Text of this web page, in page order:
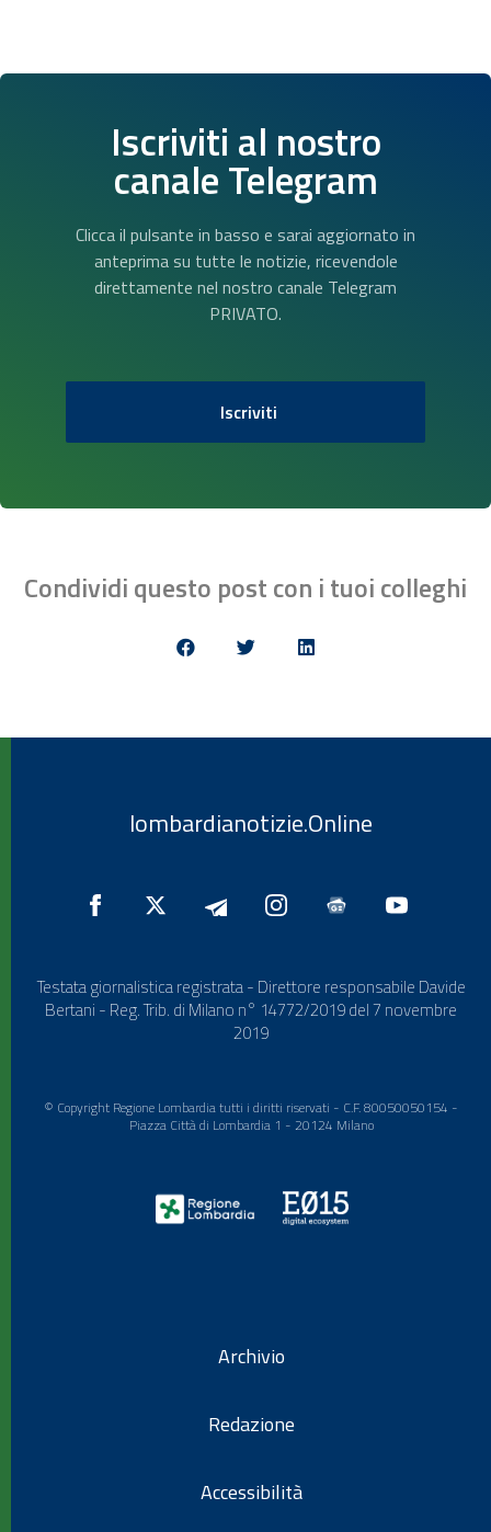
Iscriviti al nostro
canale Telegram
Clicca il pulsante in basso e sarai aggiornato in
anteprima su tutte le notizie, ricevendole
direttamente nel nostro canale Telegram
PRIVATO.
Iscriviti
Condividi questo post con i tuoi colleghi
lombardianotizie.Online
Testata giornalistica registrata - Direttore responsabile Davide
Bertani - Reg. Trib. di Milano n° 14772/2019 del 7 novembre
2019
© Copyright Regione Lombardia tutti i diritti riservati - C.F. 80050050154 -
Piazza Città di Lombardia 1 - 20124 Milano
Archivio
Redazione
Accessibilità